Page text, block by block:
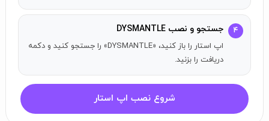
۴ جستجو و نصب DYSMANTLE
اپ استار را باز کنید، «DYSMANTLE» را جستجو کنید و دکمه
دریافت را بزنید.
شروع نصب اپ استار